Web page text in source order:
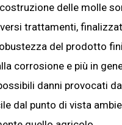
delle molle
trattamenti,
del prodotto
corrosione e più in
danni provocati
dal punto di vista